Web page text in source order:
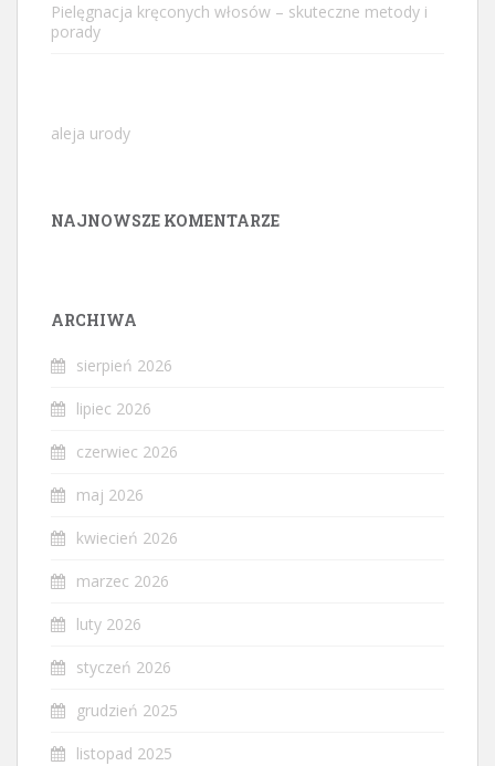
Pielęgnacja kręconych włosów – skuteczne metody i
porady
aleja urody
NAJNOWSZE KOMENTARZE
ARCHIWA
sierpień 2026
lipiec 2026
czerwiec 2026
maj 2026
kwiecień 2026
marzec 2026
luty 2026
styczeń 2026
grudzień 2025
listopad 2025